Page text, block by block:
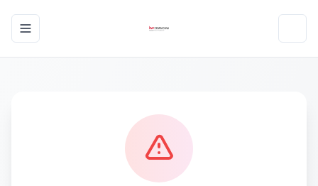
Toggle navigation menu